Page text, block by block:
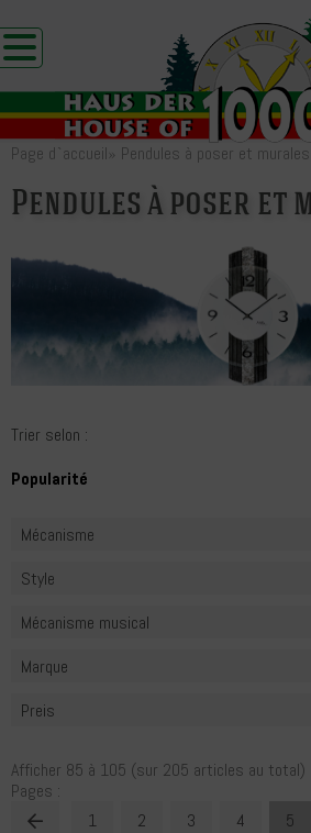
Page d`accueil» Pendules à poser et murales
Pendules à poser et
Trier selon :
Mécanisme
Style
Mécanisme musical
Marque
Preis
Afficher 85 à 105 (sur 205 articles au total)
Pages :
1
2 3 4 5